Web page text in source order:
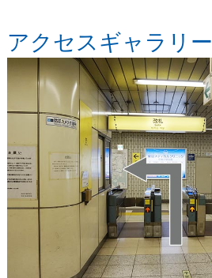
アクセスギャラリー